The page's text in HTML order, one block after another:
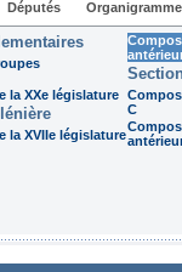
Députés Organigramme
la XXe législature
la XVIIe législature
C